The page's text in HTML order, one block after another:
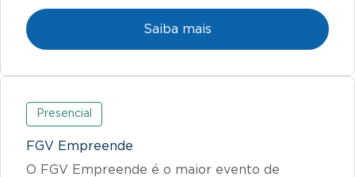
Saiba mais
Presencial
FGV Empreende
O FGV Empreende é o maior evento de